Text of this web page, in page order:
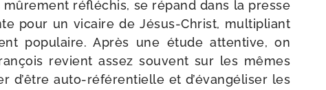
réflé­chis, se répand dans la presse
pour un vicaire de Jésus-​Christ, mul­ti­pliant
popu­laire. Après une étude atten­tive, on
revient assez sou­vent sur les mêmes
d’être auto-​référentielle et d’é­van­gé­li­ser les